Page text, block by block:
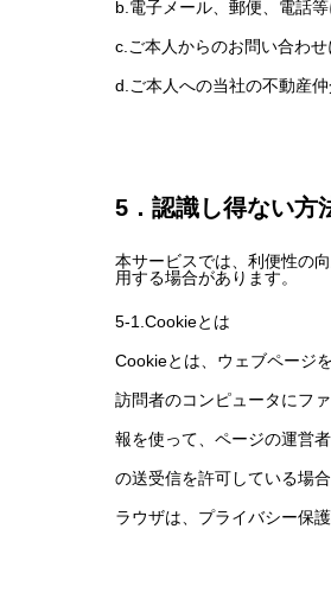
b.電子メール、郵便、電話
c.ご本人からのお問い合わ
d.ご本人への当社の不動産
5．認識し得ない方
本サービスでは、利便性の
用する場合があります。
5-1.Cookieとは
Cookieとは、ウェブページ
訪問者のコンピュータにフ
報を使って、ページの運営
の送受信を許可している場
ラウザは、プライバシー保